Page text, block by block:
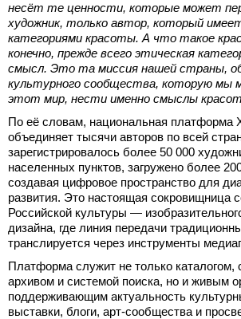
несёт те ценности, которые может
художник, только автор, который
категориями красоты. А что такое
конечно, прежде всего этическая
смысл. Это та миссия нашей страны,
культурного сообщества, которую мы
этот мир, нести именно смыслы
По её словам, национальная платформа
объединяет тысячи авторов по всей
зарегистрировалось более 50 000
населенных пунктов, загружено более
создавая цифровое пространство для
развития. Это настоящая сокровищница
Российской культуры —
дизайна, где линия передачи
транслируется через инструменты
Платформа служит не только каталогом,
архивом и системой поиска, но и живым
поддерживающим актуальность
выставки, блоги, арт-сообщества и